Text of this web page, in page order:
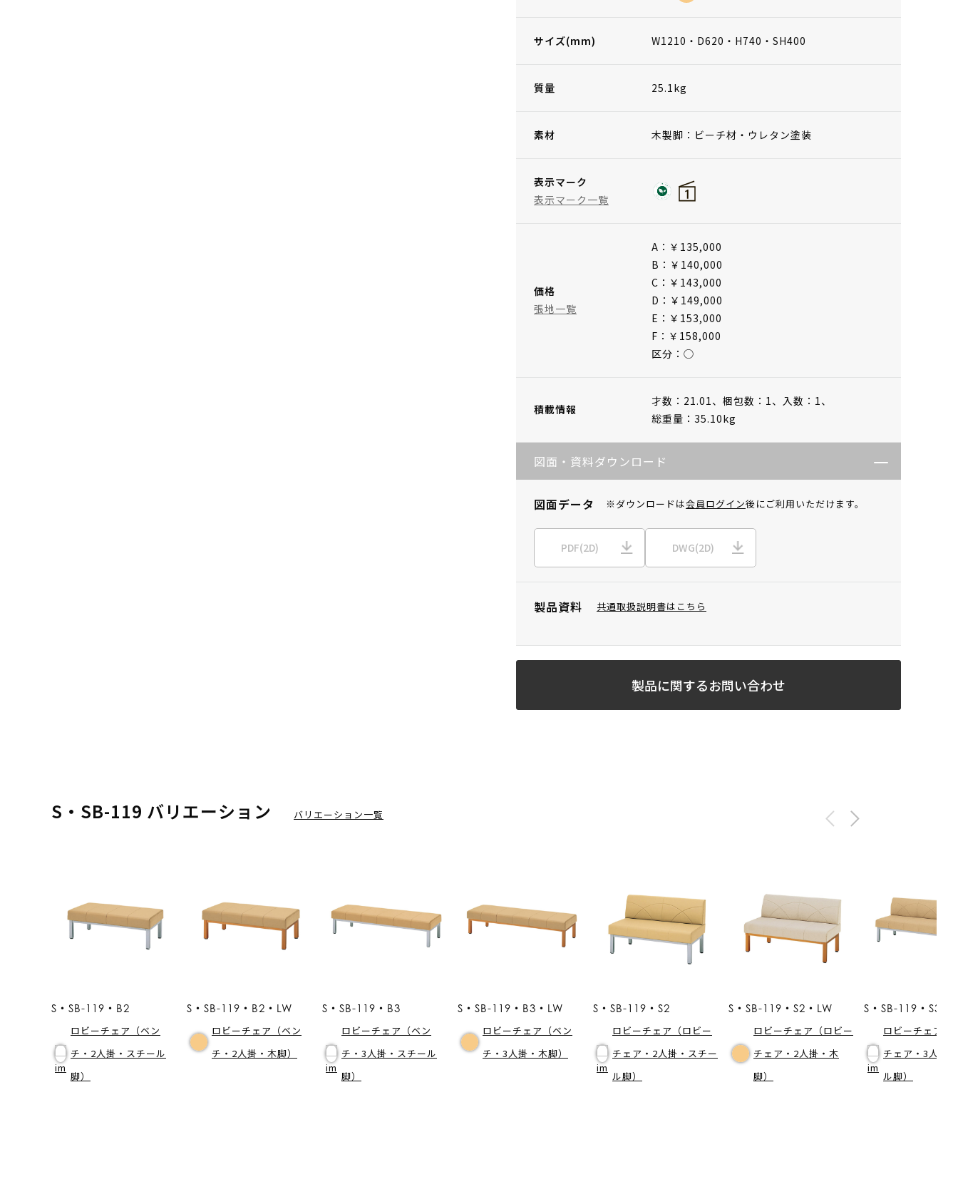
サイズ(mm) W1210・D620・H740・SH400
質量 25.1kg
素材 木製脚：ビーチ材・ウレタン塗装
表示マーク
表示マーク一覧
価格
張地一覧
A：￥135,000
B：￥140,000
C：￥143,000
D：￥149,000
E：￥153,000
F：￥158,000
区分：◯
積載情報
才数：21.01、 梱包数：1、 入数：1、
総重量：35.10kg
図面・資料ダウンロード
図面データ ※ダウンロードは会員ログイン後にご利用いただけます。
PDF(2D) DWG(2D)
製品資料 共通取扱説明書はこちら
製品に関するお問い合わせ
S・SB-119 バリエーション バリエーション一覧
S・SB-119・B2
ロビーチェア（ベン
チ・2人掛・スチール
脚）
S・SB-119・B2・LW
ロビーチェア（ベン
チ・2人掛・木脚）
S・SB-119・B3
ロビーチェア（ベン
チ・3人掛・スチール
脚）
S・SB-119・B3・LW
ロビーチェア（ベン
チ・3人掛・木脚）
S・SB-119・S2
ロビーチェア（ロビー
チェア・2人掛・スチー
ル脚）
S・SB-119・S2・LW
ロビーチェア（ロビー
チェア・2人掛・木
脚）
S・SB-119・S3
ロビーチェア（
チェア・3人掛
ル脚）